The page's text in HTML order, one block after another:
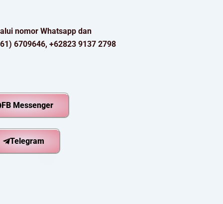
nomor Whatsapp dan
6709646, +62823 9137 2798
FB Messenger
Telegram